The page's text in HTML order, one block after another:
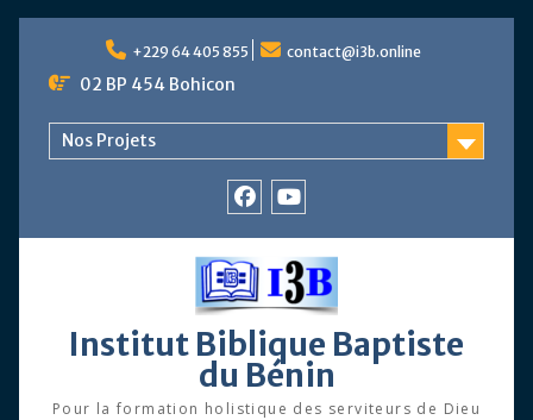
content
+229 64 405 855 contact@i3b.online
02 BP 454 Bohicon
Nos Projets
Youtube
Institut Biblique Baptiste
du Bénin
Pour la formation holistique des serviteurs de Dieu